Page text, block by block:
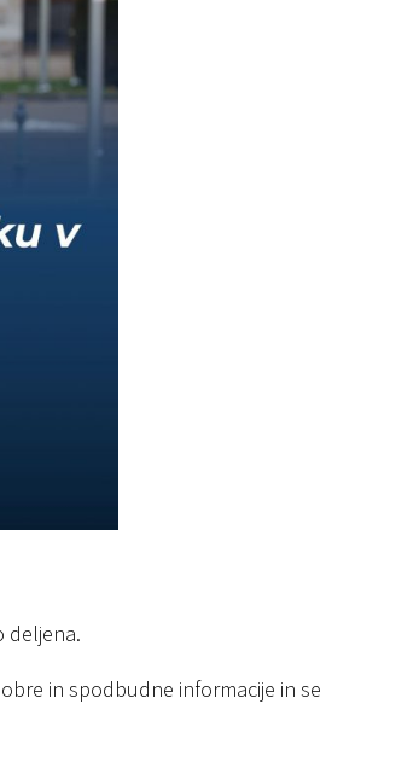
deljena.
in spodbudne informacije in se